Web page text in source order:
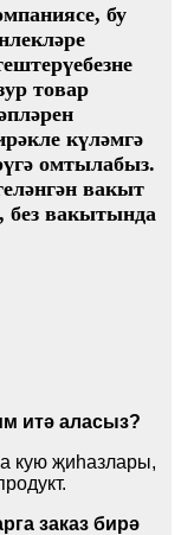
бу
товар
күләмгә
омтылабыз.
вакыт
без вакытында
итә аласыз?
кую җиһазлары,
заказ бирә